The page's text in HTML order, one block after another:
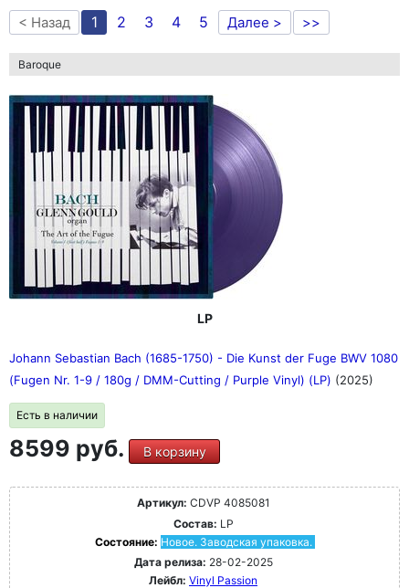
< Назад 1 2 3 4 5 Далее > >>
Baroque
LP
Johann Sebastian Bach (1685-1750) - Die Kunst der Fuge BWV 1080
(Fugen Nr. 1-9 / 180g / DMM-Cutting / Purple Vinyl) (LP) (2025)
Есть в наличии
8599 руб. В корзину
Артикул: CDVP 4085081
Состав: LP
Состояние: Новое. Заводская упаковка.
Дата релиза: 28-02-2025
Лейбл: Vinyl Passion